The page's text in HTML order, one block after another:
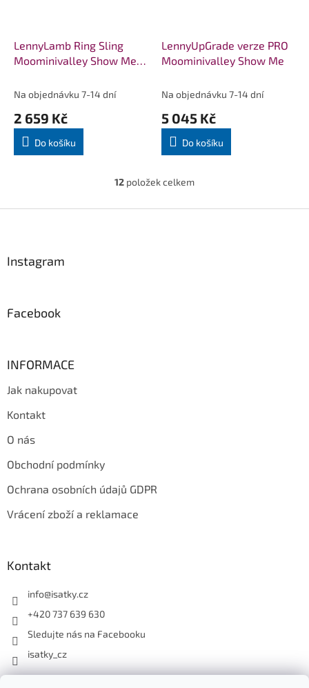
LennyLamb Ring Sling
Moominivalley Show Me -
Na objednávku 7-14 dní
2 659 Kč
Do košíku
LennyUpGrade verze PRO
Moominivalley Show Me
Na objednávku 7-14 dní
5 045 Kč
Do košíku
O
l
12 položek celkem
Instagram
Facebook
INFORMACE
Jak nakupovat
Kontakt
O nás
Obchodní podmínky
Ochrana osobních údajů GDPR
Vrácení zboží a reklamace
Kontakt
info@isatky.cz
+420 737 639 630
Sledujte nás na Facebooku
isatky_cz